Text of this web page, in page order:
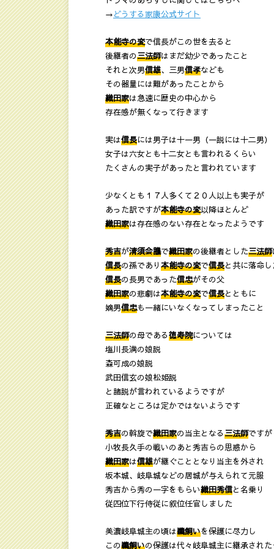
→どうする家康公式サイト
本能寺の変で信長がこの世を去ると
後継者の三法師はまだ幼少であったこと
それと次男信雄、三男信孝なども
その器量には難があったことから
織田家は急速に歴史の中心から
存在感が無くなって行きます
実は信長には男子は十一男（一説には十二男）
女子は六女とも十二女とも言われるくらい
たくさんの実子があったと言われています
少なくとも１７人多くて２０人以上も実子が
あった訳ですが本能寺の変以降ほとんど
織田家は存在感のない存在となったようです
秀吉が清須会議で織田家の後継者とした三法師
信長の孫であり 本能寺の変で信長と共に落命
信長の長男であった信忠がその父
織田家の悲劇は本能寺の変で信長とともに
嫡男信忠も一緒にいなくなってしまったこと
三法師の母である徳寿院については
塩川長満の娘説
森可成の娘説
武田信玄の娘松姫説
と諸説が言われているようですが
正確なところは定かではないようです
秀吉の斡旋で織田家の当主となる三法師ですが
小牧長久手の戦いのあと秀吉らの思惑から
織田家は信雄が継ぐこととなり当主を外され
坂本城、岐阜城などの居城が与えられて元服
秀吉から秀の一字をもらい織田秀信と名乗り
従四位下行侍従に叙位任官しました
美濃岐阜城主の頃は鵜飼いを保護に尽力し
この鵜飼いの保護は代々岐阜城主に継承され